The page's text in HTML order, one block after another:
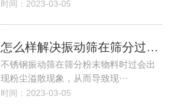
时间：2023-03-05
怎么样解决振动筛在筛分过程中粉尘溢散问题
不锈钢振动筛在筛分粉末物料时过会出
现粉尘溢散现象，从而导致现···
时间：2023-03-05